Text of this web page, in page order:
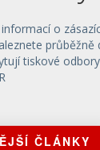
o
průběžně
tiskové
ČLÁNKY